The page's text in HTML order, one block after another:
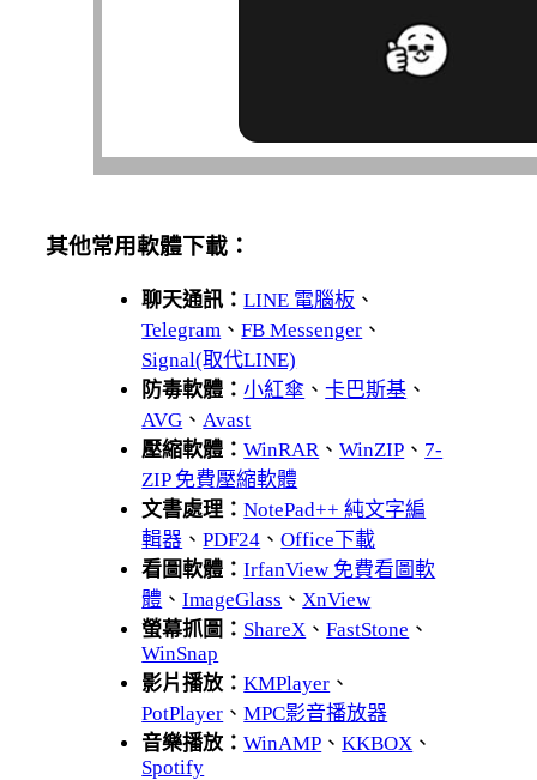
其他常用軟體下載：
聊天通訊：LINE 電腦板 、
Telegram 、FB Messenger 、
Signal(取代LINE)
防毒軟體：小紅傘 、卡巴斯基 、
AVG 、 Avast
壓縮軟體：WinRAR 、WinZIP 、 7-
ZIP 免費壓縮軟體
文書處理：NotePad++ 純文字編
輯器 、PDF24 、Office下載
看圖軟體：IrfanView 免費看圖軟
體 、ImageGlass 、 XnView
螢幕抓圖： ShareX 、FastStone 、
WinSnap
影片播放：KMPlayer 、
PotPlayer 、MPC影音播放器
音樂播放：WinAMP 、KKBOX 、
Spotify